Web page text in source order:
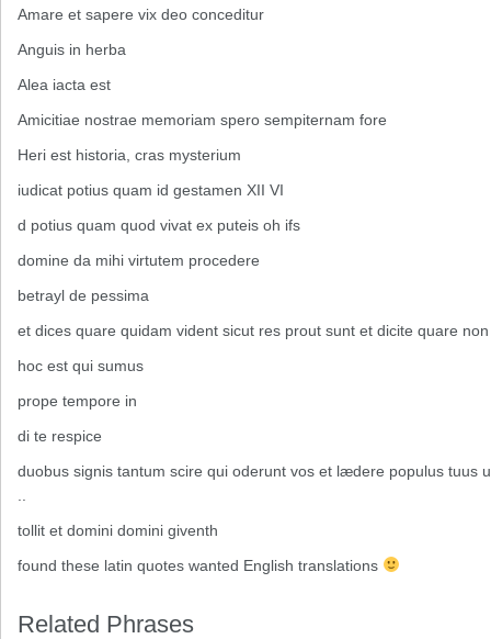
Amare et sapere vix deo conceditur
Anguis in herba
Alea iacta est
Amicitiae nostrae memoriam spero sempiternam fore
Heri est historia, cras mysterium
iudicat potius quam id gestamen XII VI
d potius quam quod vivat ex puteis oh ifs
domine da mihi virtutem procedere
betrayl de pessima
et dices quare quidam vident sicut res prout sunt et dicite quare
hoc est qui sumus
prope tempore in
di te respice
duobus signis tantum scire qui oderunt vos et lædere populus tuus
tollit et domini domini giventh
found these latin quotes wanted English translations
Related Phrases